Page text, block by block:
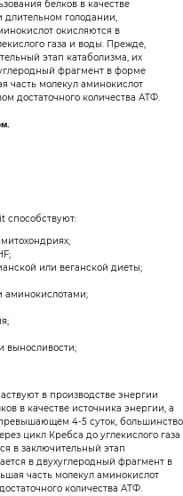
белков в качестве
длительном голодании,
окисляются в
газа и воды. Прежде,
этап катаболизма, их
фрагмент в форме
часть молекул аминокислот
достаточного количества АТФ.
способствуют:
или веганской диеты;
выносливости;
в производстве энергии
в качестве источника энергии, а
4-5 суток, большинство
цикл Кребса до углекислого газа
в заключительный этап
в двухуглеродный фрагмент в
часть молекул аминокислот
количества АТФ.